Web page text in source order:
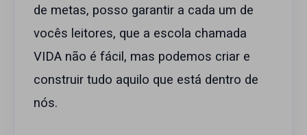
de metas, posso garantir a cada um de
vocês leitores, que a escola chamada
VIDA não é fácil, mas podemos criar e
construir tudo aquilo que está dentro de
nós.